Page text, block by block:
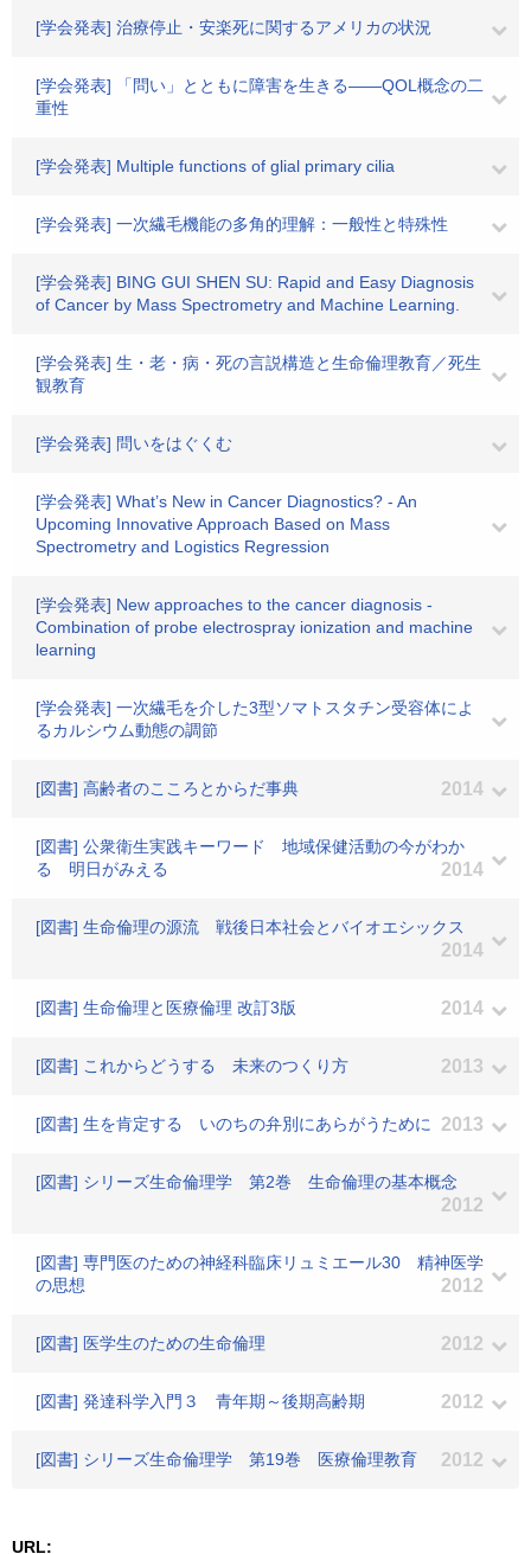
[学会発表] 治療停止・安楽死に関するアメリカの状況
[学会発表] 「問い」とともに障害を生きる――QOL概念の二
重性
[学会発表] Multiple functions of glial primary cilia
[学会発表] 一次繊毛機能の多角的理解：一般性と特殊性
[学会発表] BING GUI SHEN SU: Rapid and Easy Diagnosis
of Cancer by Mass Spectrometry and Machine Learning.
[学会発表] 生・老・病・死の言説構造と生命倫理教育／死生
観教育
[学会発表] 問いをはぐくむ
[学会発表] What’s New in Cancer Diagnostics? - An
Upcoming Innovative Approach Based on Mass
Spectrometry and Logistics Regression
[学会発表] New approaches to the cancer diagnosis -
Combination of probe electrospray ionization and machine
learning
[学会発表] 一次繊毛を介した3型ソマトスタチン受容体によ
るカルシウム動態の調節
[図書] 高齢者のこころとからだ事典 2014
[図書] 公衆衛生実践キーワード 地域保健活動の今がわか
る 明日がみえる
2014
[図書] 生命倫理の源流 戦後日本社会とバイオエシックス
2014
[図書] 生命倫理と医療倫理 改訂3版 2014
[図書] これからどうする 未来のつくり方 2013
[図書] 生を肯定する いのちの弁別にあらがうために 2013
[図書] シリーズ生命倫理学 第2巻 生命倫理の基本概念
2012
[図書] 専門医のための神経科臨床リュミエール30 精神医学
の思想
2012
[図書] 医学生のための生命倫理 2012
[図書] 発達科学入門３ 青年期～後期高齢期 2012
[図書] シリーズ生命倫理学 第19巻 医療倫理教育 2012
URL: